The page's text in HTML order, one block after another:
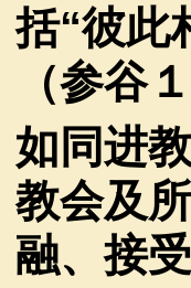
括“彼此
（参谷
如同进
教会及
融、接受